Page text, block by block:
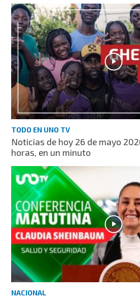
TODO EN UNO TV
Noticias de hoy 26 de mayo
horas, en un minuto
NACIONAL